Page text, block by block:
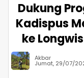
Dukung
Kadispus
ke
Akbar
Jumat, 29/07/